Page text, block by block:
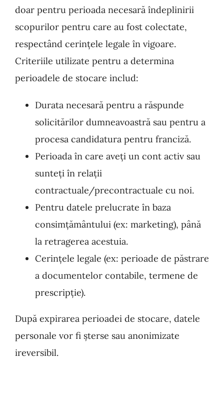
doar pentru perioada necesară îndeplinirii
scopurilor pentru care au fost colectate,
respectând cerințele legale în vigoare.
Criteriile utilizate pentru a determina
perioadele de stocare includ:
Durata necesară pentru a răspunde
solicitărilor dumneavoastră sau pentru a
procesa candidatura pentru franciză.
Perioada în care aveți un cont activ sau
sunteți în relații
contractuale/precontractuale cu noi.
Pentru datele prelucrate în baza
consimțământului (ex: marketing), până
la retragerea acestuia.
Cerințele legale (ex: perioade de păstrare
a documentelor contabile, termene de
prescripție).
După expirarea perioadei de stocare, datele
personale vor fi șterse sau anonimizate
ireversibil.